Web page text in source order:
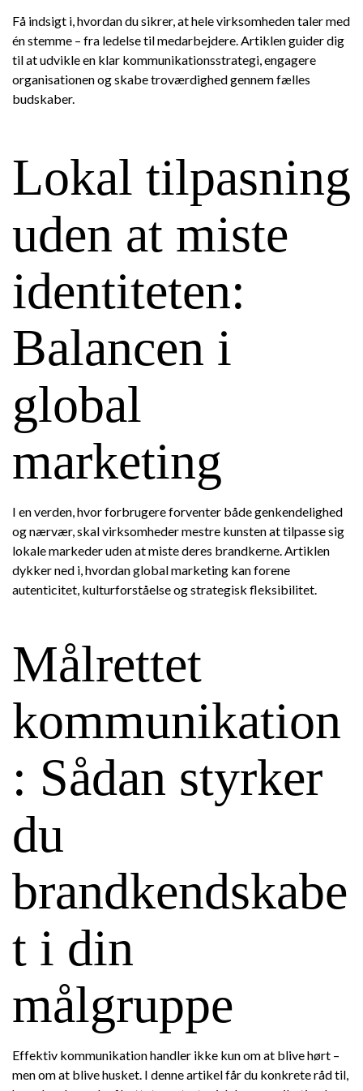
Få indsigt i, hvordan du sikrer, at hele virksomheden taler med
én stemme – fra ledelse til medarbejdere. Artiklen guider dig
til at udvikle en klar kommunikationsstrategi, engagere
organisationen og skabe troværdighed gennem fælles
budskaber.
Lokal tilpasning
uden at miste
identiteten:
Balancen i
global
marketing
I en verden, hvor forbrugere forventer både genkendelighed
og nærvær, skal virksomheder mestre kunsten at tilpasse sig
lokale markeder uden at miste deres brandkerne. Artiklen
dykker ned i, hvordan global marketing kan forene
autenticitet, kulturforståelse og strategisk fleksibilitet.
Målrettet
kommunikation
: Sådan styrker
du
brandkendskabe
t i din
målgruppe
Effektiv kommunikation handler ikke kun om at blive hørt –
men om at blive husket. I denne artikel får du konkrete råd til,